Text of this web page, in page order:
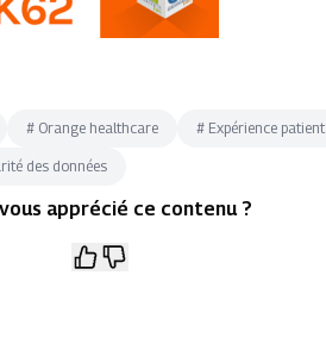
# Orange healthcare # Expérience patient
des données
apprécié ce contenu ?